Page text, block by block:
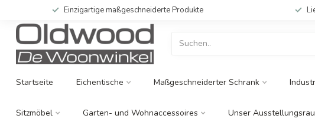
Einzigartige maßgeschneiderte Produkte
Startseite Eichentische Maßgeschneiderter Schrank
Sitzmöbel Garten- und Wohnaccessoires Unser